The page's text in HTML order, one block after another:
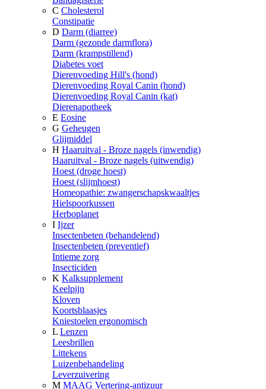
C Cholesterol
Constipatie
D Darm (diarree)
Darm (gezonde darmflora)
Darm (krampstillend)
Diabetes voet
Dierenvoeding Hill's (hond)
Dierenvoeding Royal Canin (hond)
Dierenvoeding Royal Canin (kat)
Dierenapotheek
E Eosine
G Geheugen
Glijmiddel
H Haaruitval - Broze nagels (inwendig)
Haaruitval - Broze nagels (uitwendig)
Hoest (droge hoest)
Hoest (slijmhoest)
Homeopathie: zwangerschapskwaaltjes
Hielspoorkussen
Herboplanet
I Ijzer
Insectenbeten (behandelend)
Insectenbeten (preventief)
Intieme zorg
Insecticiden
K Kalksupplement
Keelpijn
Kloven
Koortsblaasjes
Kniestoelen ergonomisch
L Lenzen
Leesbrillen
Littekens
Luizenbehandeling
Leverzuivering
M MAAG Vertering-antizuur